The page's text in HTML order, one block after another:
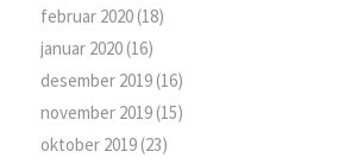
februar 2020(18)
januar 2020(16)
desember 2019(16)
november 2019(15)
oktober 2019(23)